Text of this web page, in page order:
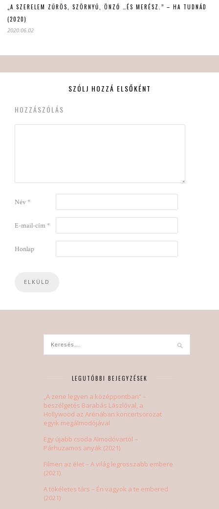
„A SZERELEM ZŰRÖS, SZÖRNYŰ, ÖNZŐ …ÉS MERÉSZ.” – HA TUDNÁD
(2020)
2020.06.02
SZÓLJ HOZZÁ ELSŐKÉNT
HOZZÁSZÓLÁS
Név*
E-mail-cím*
Honlap
LEGUTÓBBI BEJEGYZÉSEK
„A zene legyen a középpontban” –
beszélgetés Barabás Lászlóval, a
Hollywood az Arénában koncertsorozat
egyik megálmodójával
Egy újabb csoda Almodóvartól –
Párhuzamos anyák (2021)
Filmen az élet – A világ legrosszabb embere
(2021)
A tökéletes társ – Én vagyok a te embered
(2021)